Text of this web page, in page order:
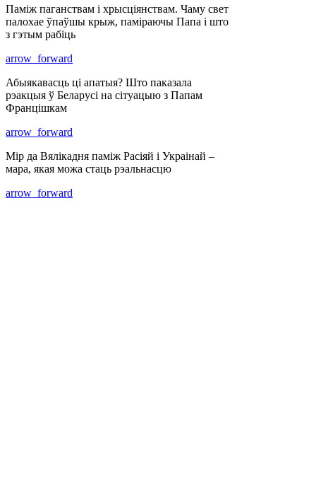
Паміж паганствам і хрысціянствам. Чаму свет
палохае ўпаўшы крыж, паміраючы Папа і што
з гэтым рабіць
arrow_forward
Абыякавасць ці апатыя? Што паказала
рэакцыя ў Беларусі на сітуацыю з Папам
Францішкам
arrow_forward
Мір да Вялікадня паміж Расіяй і Украінай –
мара, якая можа стаць рэальнасцю
arrow_forward